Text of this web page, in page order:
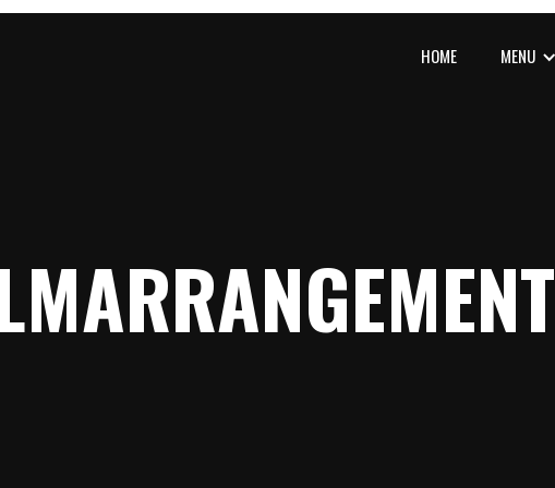
HOME MENU